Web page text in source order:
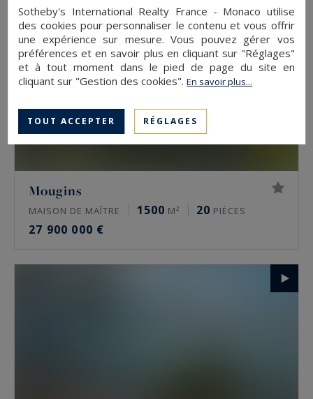
Mougins
MAISON DE MAÎTRE 1500 M² 20 PIÈCES
27 900 000 €
Sotheby's International Realty France - Monaco utilise
des cookies pour personnaliser le contenu et vous offrir
une expérience sur mesure. Vous pouvez gérer vos
préférences et en savoir plus en cliquant sur "Réglages"
et à tout moment dans le pied de page du site en
cliquant sur "Gestion des cookies".En savoir plus...
TOUT ACCEPTER RÉGLAGES